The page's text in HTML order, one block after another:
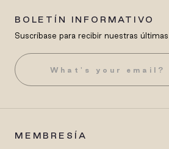
BOLETÍN INFORMATIVO
Suscríbase para recibir nuestras
MEMBRESÍA